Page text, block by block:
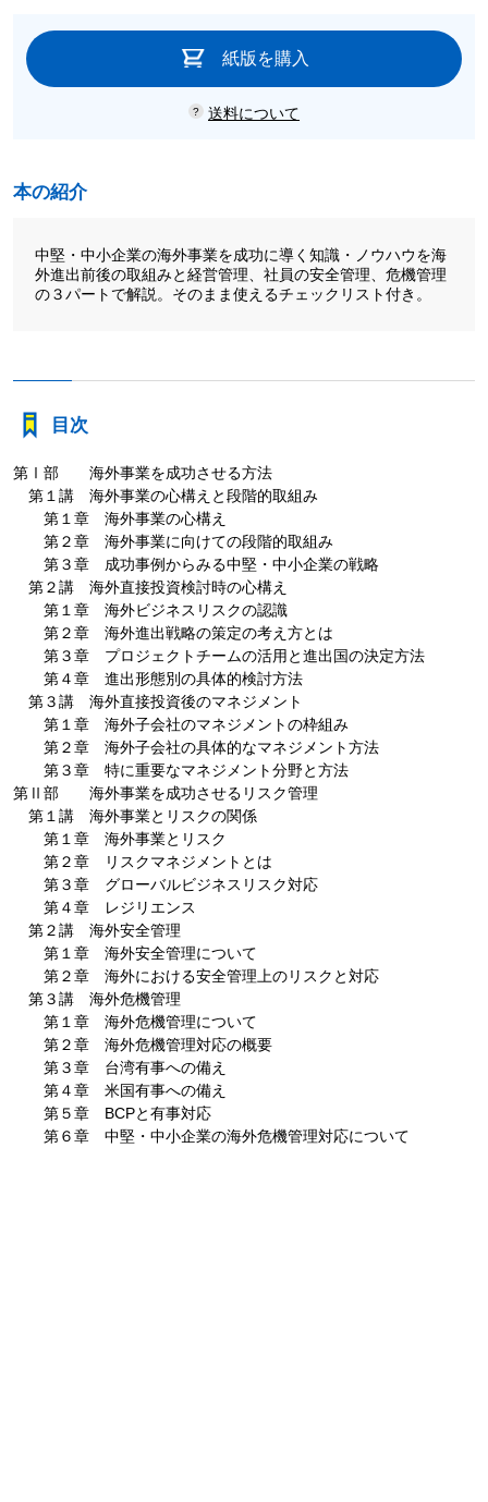
紙版を購入
送料について
本の紹介
中堅・中小企業の海外事業を成功に導く知識・ノウハウを海
外進出前後の取組みと経営管理、社員の安全管理、危機管理
の３パートで解説。そのまま使えるチェックリスト付き。
目次
第Ⅰ部 海外事業を成功させる方法
第１講 海外事業の心構えと段階的取組み
第１章 海外事業の心構え
第２章 海外事業に向けての段階的取組み
第３章 成功事例からみる中堅・中小企業の戦略
第２講 海外直接投資検討時の心構え
第１章 海外ビジネスリスクの認識
第２章 海外進出戦略の策定の考え方とは
第３章 プロジェクトチームの活用と進出国の決定方法
第４章 進出形態別の具体的検討方法
第３講 海外直接投資後のマネジメント
第１章 海外子会社のマネジメントの枠組み
第２章 海外子会社の具体的なマネジメント方法
第３章 特に重要なマネジメント分野と方法
第Ⅱ部 海外事業を成功させるリスク管理
第１講 海外事業とリスクの関係
第１章 海外事業とリスク
第２章 リスクマネジメントとは
第３章 グローバルビジネスリスク対応
第４章 レジリエンス
第２講 海外安全管理
第１章 海外安全管理について
第２章 海外における安全管理上のリスクと対応
第３講 海外危機管理
第１章 海外危機管理について
第２章 海外危機管理対応の概要
第３章 台湾有事への備え
第４章 米国有事への備え
第５章 BCPと有事対応
第６章 中堅・中小企業の海外危機管理対応について